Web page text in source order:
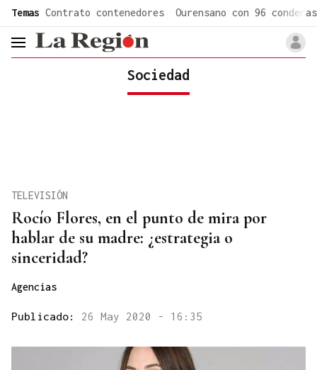
Temas Contrato contenedores Ourensano con 96 condenas
header.menu.open
Sociedad
Rocío Flores, en el punto de mira por
hablar de su madre: ¿estrategia o
sinceridad?
TELEVISIÓN
Agencias
Publicado: 26 May 2020 - 16:35